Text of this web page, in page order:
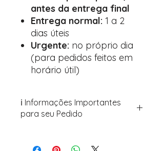
antes da entrega final
Entrega normal: 1 a 2
dias úteis
Urgente: no próprio dia
(para pedidos feitos em
horário útil)
ℹ️ Informações Importantes
para seu Pedido
Avance para a página de checkout